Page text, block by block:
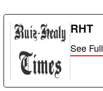
RHT
See